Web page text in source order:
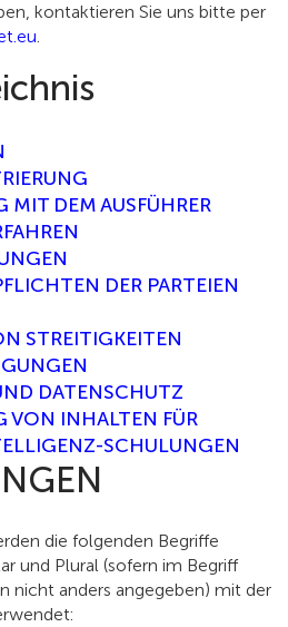
kontaktieren Sie uns bitte per
.
MIT DEM AUSFÜHRER
DER PARTEIEN
STREITIGKEITEN
DATENSCHUTZ
VON INHALTEN FÜR
SCHULUNGEN
die folgenden Begriffe
und Plural (sofern im Begriff
nicht anders angegeben) mit der